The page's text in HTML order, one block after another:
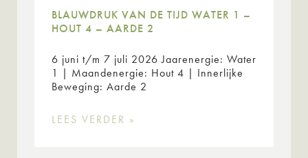
BLAUWDRUK VAN DE TIJD WATER 1 –
HOUT 4 – AARDE 2
6 juni t/m 7 juli 2026 Jaarenergie: Water
1 | Maandenergie: Hout 4 | Innerlijke
Beweging: Aarde 2
LEES VERDER »